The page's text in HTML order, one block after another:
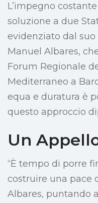
L’impegno
soluzione a due
evidenziato dal
Manuel Albares,
Forum Regionale
Mediterraneo a
equa e duratura è
questo approccio
Un
“È tempo di porre
costruire una pace
Albares, puntando